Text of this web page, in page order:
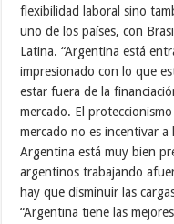
flexibilidad laboral sino
uno de los países, con
Latina. “Argentina está
impresionado con lo que
estar fuera de la
mercado. El
mercado no es incentivar
Argentina está muy bien
argentinos trabajando
hay que disminuir las
“Argentina tiene las